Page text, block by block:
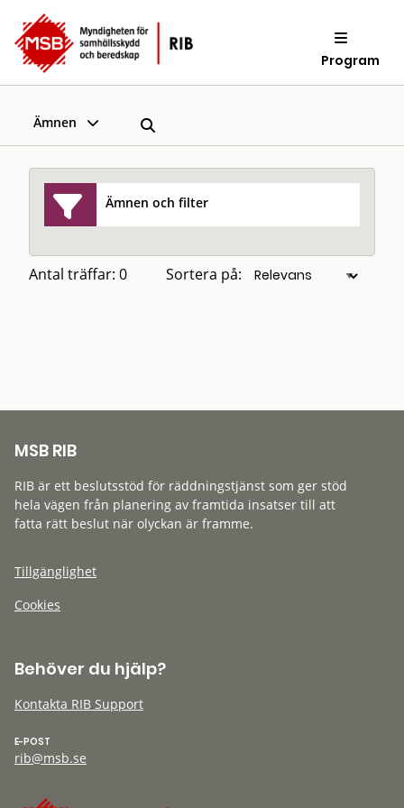
Program
Ämnen
Ämnen och filter
Antal träffar: 0 Sortera på:
MSB RIB
RIB är ett beslutsstöd för räddningstjänst som ger stöd
hela vägen från planering av framtida insatser till att
fatta rätt beslut när olyckan är framme.
Tillgänglighet
Cookies
Behöver du hjälp?
Kontakta RIB Support
E-POST
rib@msb.se